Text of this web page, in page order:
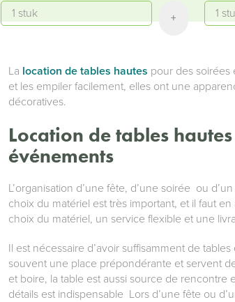
Quantité
+
La location de tables hautes pour des soirées
et les empiler facilement, elles ont une
décoratives.
Location de tables
événements
L’organisation d’une fête, d’une soirée ou
choix du matériel est très important, et il faut
choix du matériel, un service flexible et une
Il est nécessaire d’avoir suffisamment de
souvent une place prépondérante et servent
et boire, la table est aussi source de
détails est indispensable Lors d’une fête ou